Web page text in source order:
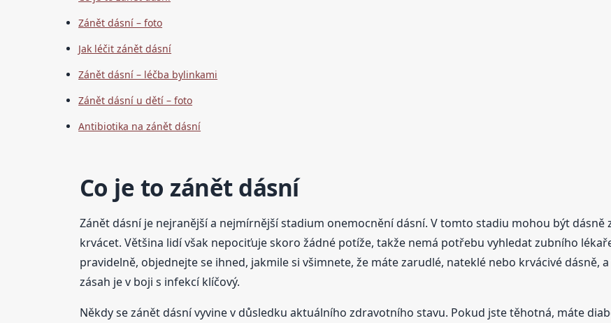
Zánět dásní – foto
Jak léčit zánět dásní
Zánět dásní – léčba bylinkami
Zánět dásní u dětí – foto
Antibiotika na zánět dásní
Co je to zánět dásní
Zánět dásní je nejranější a nejmírnější stadium onemocnění dásní. V tomto stadiu mohou být
krvácet. Většina lidí však nepociťuje skoro žádné potíže, takže nemá potřebu vyhledat zubního
pravidelně, objednejte se ihned, jakmile si všimnete, že máte zarudlé, nateklé nebo krvácivé dásně,
zásah je v boji s infekcí klíčový.
Někdy se zánět dásní vyvine v důsledku aktuálního zdravotního stavu. Pokud jste těhotná, máte